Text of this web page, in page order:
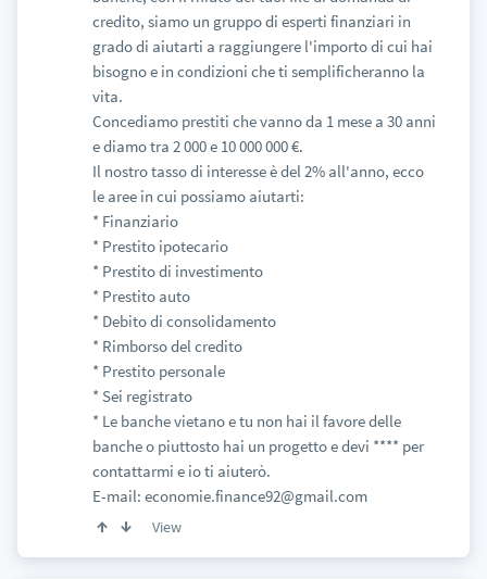
credito, siamo un gruppo di esperti finanziari in
grado di aiutarti a raggiungere l'importo di cui hai
bisogno e in condizioni che ti semplificheranno la
vita.
Concediamo prestiti che vanno da 1 mese a 30 anni
e diamo tra 2 000 e 10 000 000 €.
Il nostro tasso di interesse è del 2% all'anno, ecco
le aree in cui possiamo aiutarti:
* Finanziario
* Prestito ipotecario
* Prestito di investimento
* Prestito auto
* Debito di consolidamento
* Rimborso del credito
* Prestito personale
* Sei registrato
* Le banche vietano e tu non hai il favore delle
banche o piuttosto hai un progetto e devi **** per
contattarmi e io ti aiuterò.
E-mail: economie.finance92@gmail.com
View